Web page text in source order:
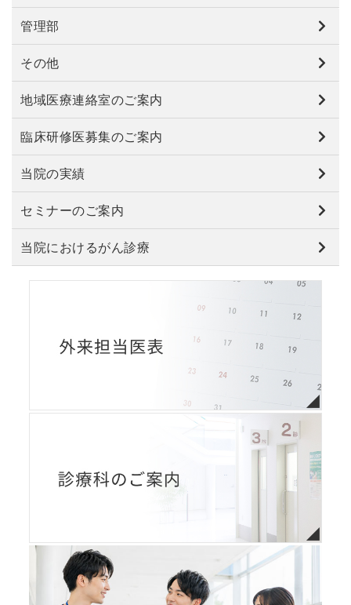
管理部
その他
地域医療連絡室のご案内
臨床研修医募集のご案内
当院の実績
セミナーのご案内
当院におけるがん診療